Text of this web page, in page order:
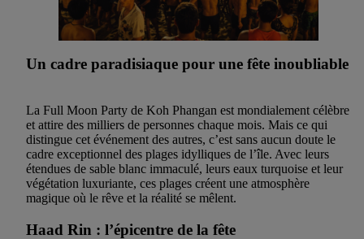
Un cadre paradisiaque pour une fête inoubliable
La Full Moon Party de Koh Phangan est mondialement célèbre
et attire des milliers de personnes chaque mois. Mais ce qui
distingue cet événement des autres, c’est sans aucun doute le
cadre exceptionnel des plages idylliques de l’île. Avec leurs
étendues de sable blanc immaculé, leurs eaux turquoise et leur
végétation luxuriante, ces plages créent une atmosphère
magique où le rêve et la réalité se mêlent.
Haad Rin : l’épicentre de la fête